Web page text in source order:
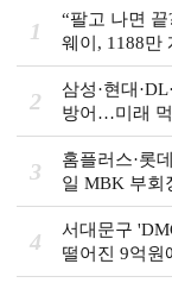
1
“팔고 나면
웨이, 1188만
2
삼성·현대
방어…미래
3
홈플러스·롯
일 MBK 부회
4
서대문구
떨어진 9억원